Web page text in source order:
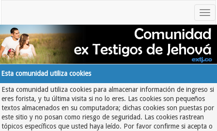
Esta comunidad utiliza cookies
Esta comunidad utiliza cookies para almacenar información de ingreso si
eres forista, y tu última visita si no lo eres. Las cookies son pequeños
textos almacenados en su computadora; dichas cookies son puestas por
este sitio y no posan como riesgo de seguridad. Las cookies rastrean
tópicos específicos que usted haya leído. Por favor confirme si acepta o